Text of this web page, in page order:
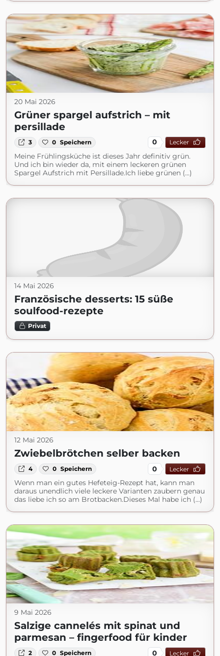
20 Mai 2026
Grüner spargel aufstrich – mit
persillade
3 0 Speichern 0 Lecker
Meine Frühlingsküche ist dieses Jahr definitiv grün.
Und ich bin wieder da, mit einem leckeren grünen
Spargel Aufstrich mit Persillade.Ich liebe grünen (...)
14 Mai 2026
Französische desserts: 15 süße
soulfood-rezepte
Privat
12 Mai 2026
Zwiebelbrötchen selber backen
4 0 Speichern 0 Lecker
Wenn man ein gutes Hefeteig-Rezept hat, kann man
daraus unendlich viele leckere Varianten zaubern genau
das liebe ich so am Brotbacken.Dieses Mal habe ich (...)
9 Mai 2026
Salzige cannelés mit spinat und
parmesan – fingerfood für kinder
2 0 Speichern 0 Lecker